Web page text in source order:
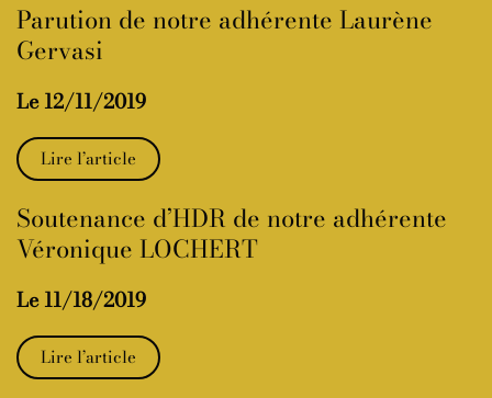
Parution de notre adhérente Laurène
Gervasi
Le 12/11/2019
Lire l’article
Soutenance d’HDR de notre adhérente
Véronique LOCHERT
Le 11/18/2019
Lire l’article